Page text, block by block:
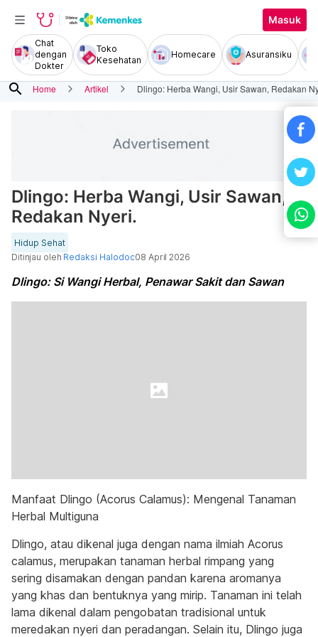
Masuk
Chat
dengan
Dokter
Toko
Kesehatan
Homecare Asuransiku
search Home Artikel Dlingo: Herba Wangi, Usir Sawan, Redakan
Dlingo: Herba Wangi, Usir Sawan,
Redakan Nyeri.
Hidup Sehat
Ditinjau oleh Redaksi Halodoc08 April 2026
Dlingo: Si Wangi Herbal, Penawar Sakit dan Sawan
Manfaat Dlingo (Acorus Calamus): Mengenal Tanaman
Herbal Multiguna
Dlingo, atau dikenal juga dengan nama ilmiah Acorus
calamus, merupakan tanaman herbal rimpang yang
sering disamakan dengan pandan karena aromanya
yang khas dan bentuknya yang mirip. Tanaman ini telah
lama dikenal dalam pengobatan tradisional untuk
meredakan nyeri dan peradangan. Selain itu, Dlingo juga